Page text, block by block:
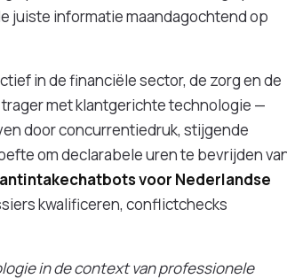
juiste informatie maandagochtend op
in de financiële sector, de zorg en de
met klantgerichte technologie —
door concurrentiedruk, stijgende
om declarabele uren te bevrijden
voor Nederlandse
kwalificeren, conflictchecks
in de context van professionele